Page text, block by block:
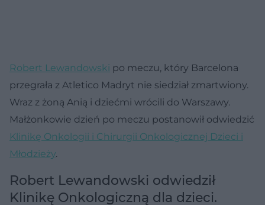
Robert Lewandowski po meczu, który Barcelona
przegrała z Atletico Madryt nie siedział zmartwiony.
Wraz z żoną Anią i dziećmi wrócili do Warszawy.
Małżonkowie dzień po meczu postanowił odwiedzić
Klinikę Onkologii i Chirurgii Onkologicznej Dzieci i
Młodzieży.
Robert Lewandowski odwiedził
Klinikę Onkologiczną dla dzieci.